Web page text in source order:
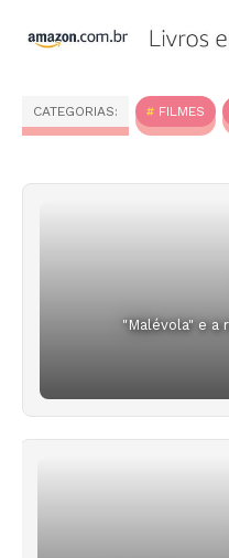
CATEGORIAS: FILMES
"Malévola" e a